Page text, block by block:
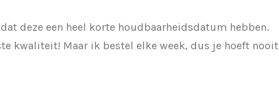
deze een heel korte houdbaarheidsdatum hebben.
kwaliteit! Maar ik bestel elke week, dus je hoeft nooit